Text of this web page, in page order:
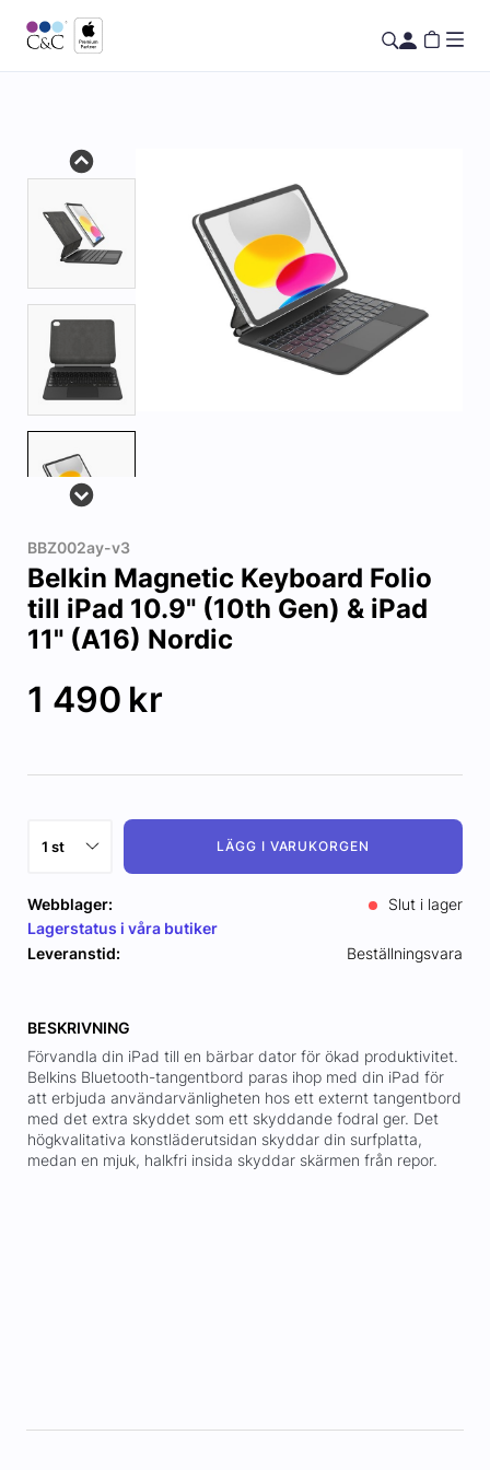
BBZ002ay-v3
Belkin Magnetic Keyboard Folio
till iPad 10.9" (10th Gen) & iPad
11" (A16) Nordic
1 490 kr
LÄGG I VARUKORGEN
Webblager:
Slut i lager
Lagerstatus i våra butiker
Leveranstid:
Beställningsvara
BESKRIVNING
Förvandla din iPad till en bärbar dator för ökad produktivitet.
Belkins Bluetooth-tangentbord paras ihop med din iPad för
att erbjuda användarvänligheten hos ett externt tangentbord
med det extra skyddet som ett skyddande fodral ger. Det
högkvalitativa konstläderutsidan skyddar din surfplatta,
medan en mjuk, halkfri insida skyddar skärmen från repor.